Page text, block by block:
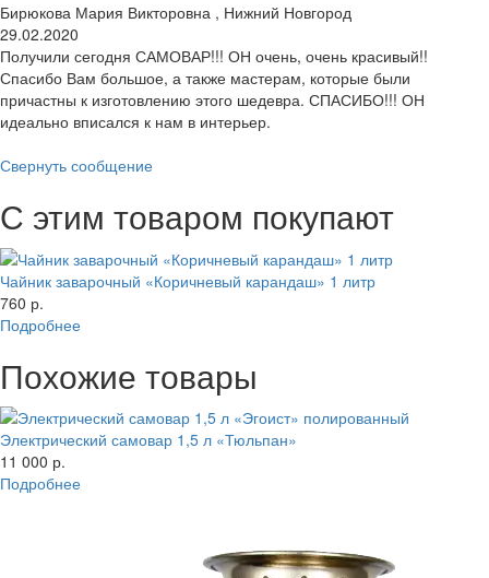
Бирюкова Мария Викторовна , Нижний Новгород
29.02.2020
Получили сегодня САМОВАР!!! ОН очень, очень красивый!!
Спасибо Вам большое, а также мастерам, которые были
причастны к изготовлению этого шедевра. СПАСИБО!!! ОН
идеально вписался к нам в интерьер.
Свернуть сообщение
С этим товаром покупают
Чайник заварочный «Коричневый карандаш» 1 литр
760 р.
Подробнее
Похожие товары
Электрический самовар 1,5 л «Тюльпан»
11 000 р.
Подробнее